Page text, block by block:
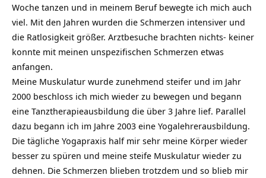
Woche tanzen und in meinem Beruf bewegte ich mich auch
viel. Mit den Jahren wurden die Schmerzen intensiver und
die Ratlosigkeit größer. Arztbesuche brachten nichts- keiner
konnte mit meinen unspezifischen Schmerzen etwas
anfangen.
Meine Muskulatur wurde zunehmend steifer und im Jahr
2000 beschloss ich mich wieder zu bewegen und begann
eine Tanztherapieausbildung die über 3 Jahre lief. Parallel
dazu begann ich im Jahre 2003 eine Yogalehrerausbildung.
Die tägliche Yogapraxis half mir sehr meine Körper wieder
besser zu spüren und meine steife Muskulatur wieder zu
dehnen. Die Schmerzen blieben trotzdem und so blieb mir